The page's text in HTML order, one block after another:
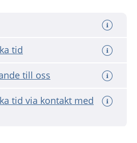
tid
till oss
tid via kontakt med